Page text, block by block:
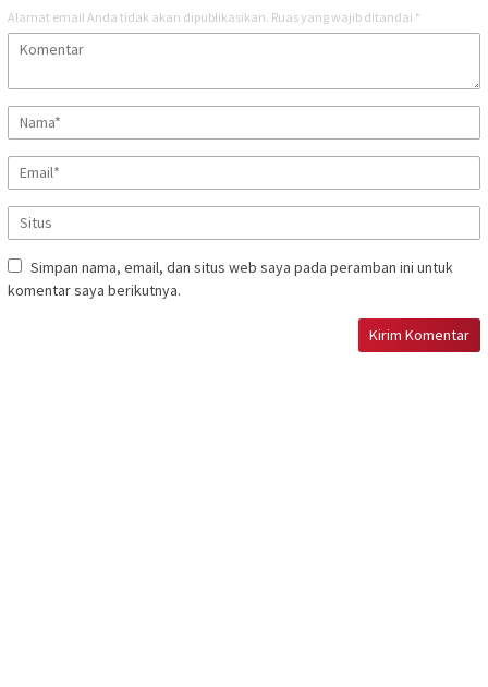
Alamat email Anda tidak akan dipublikasikan. Ruas yang wajib ditandai *
Simpan nama, email, dan situs web saya pada peramban ini untuk
komentar saya berikutnya.